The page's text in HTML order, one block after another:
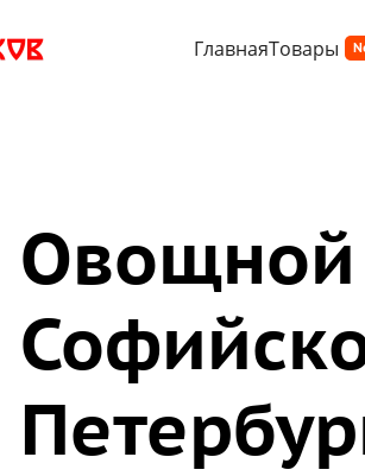
ГлавнаяТовары